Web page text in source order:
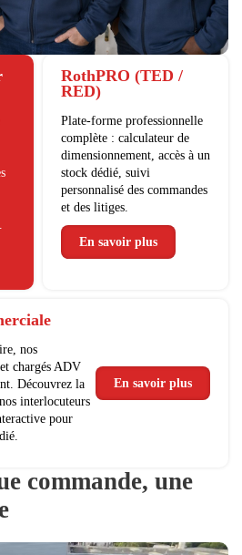
RothPRO (TED /
RED)
Plate-forme professionnelle
complète : calculateur de
dimensionnement, accès à un
stock dédié, suivi
personnalisé des commandes
et des litiges.
En savoir plus
nos
chargés ADV
Découvrez la
interlocuteurs
pour
En savoir plus
commande, une